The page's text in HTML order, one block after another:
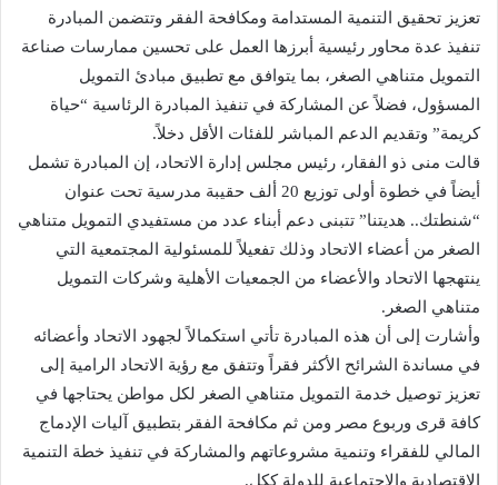
تعزيز تحقيق التنمية المستدامة ومكافحة الفقر وتتضمن المبادرة
تنفيذ عدة محاور رئيسية أبرزها العمل على تحسين ممارسات صناعة
التمويل متناهي الصغر، بما يتوافق مع تطبيق مبادئ التمويل
المسؤول، فضلاً عن المشاركة في تنفيذ المبادرة الرئاسية “حياة
كريمة” وتقديم الدعم المباشر للفئات الأقل دخلاً.
قالت منى ذو الفقار، رئيس مجلس إدارة الاتحاد، إن المبادرة تشمل
أيضاً في خطوة أولى توزيع 20 ألف حقيبة مدرسية تحت عنوان
“شنطتك.. هديتنا” تتبنى دعم أبناء عدد من مستفيدي التمويل متناهي
الصغر من أعضاء الاتحاد وذلك تفعيلاً للمسئولية المجتمعية التي
ينتهجها الاتحاد والأعضاء من الجمعيات الأهلية وشركات التمويل
متناهي الصغر.
وأشارت إلى أن هذه المبادرة تأتي استكمالاً لجهود الاتحاد وأعضائه
في مساندة الشرائح الأكثر فقراً وتتفق مع رؤية الاتحاد الرامية إلى
تعزيز توصيل خدمة التمويل متناهي الصغر لكل مواطن يحتاجها في
كافة قرى وربوع مصر ومن ثم مكافحة الفقر بتطبيق آليات الإدماج
المالي للفقراء وتنمية مشروعاتهم والمشاركة في تنفيذ خطة التنمية
الاقتصادية والاجتماعية للدولة ككل.